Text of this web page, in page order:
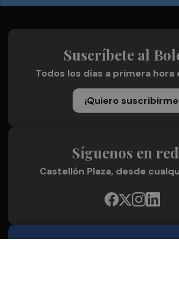
Suscríbete al
Todos los días a primera hora
¡Quiero
Síguenos en
Castellón Plaza, desde